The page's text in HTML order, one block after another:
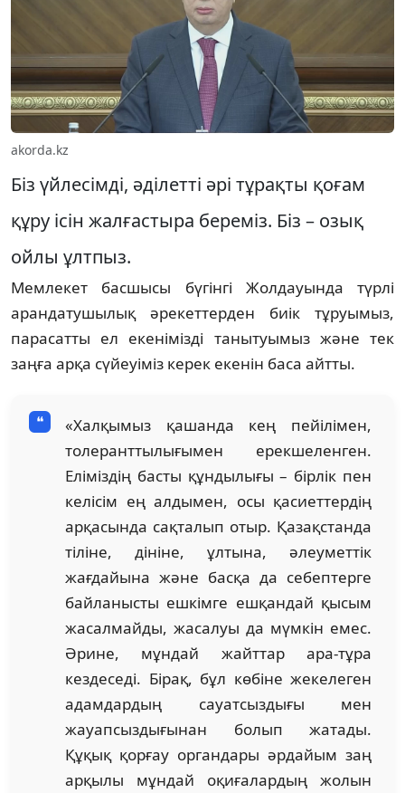
akorda.kz
Біз үйлесімді, әділетті әрі тұрақты қоғам
құру ісін жалғастыра береміз. Біз – озық
ойлы ұлтпыз.
Мемлекет басшысы бүгінгі Жолдауында түрлі
арандатушылық әрекеттерден биік тұруымыз,
парасатты ел екенімізді танытуымыз және тек
заңға арқа сүйеуіміз керек екенін баса айтты.
«Халқымыз қашанда кең пейілімен,
толеранттылығымен ерекшеленген.
Еліміздің басты құндылығы – бірлік пен
келісім ең алдымен, осы қасиеттердің
арқасында сақталып отыр. Қазақстанда
тіліне, дініне, ұлтына, әлеуметтік
жағдайына және басқа да себептерге
байланысты ешкімге ешқандай қысым
жасалмайды, жасалуы да мүмкін емес.
Әрине, мұндай жайттар ара-тұра
кездеседі. Бірақ, бұл көбіне жекелеген
адамдардың сауатсыздығы мен
жауапсыздығынан болып жатады.
Құқық қорғау органдары әрдайым заң
арқылы мұндай оқиғалардың жолын